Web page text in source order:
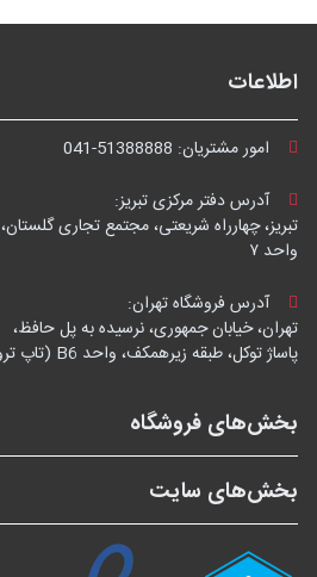
اطلاعات
امور مشتریان: 041-51388888
آدرس دفتر مرکزی تبریز:
تبریز، چهارراه شریعتی، مجتمع تجاری گلستان،
واحد ۷
آدرس فروشگاه تهران:
تهران، خیابان جمهوری، نرسیده به پل حافظ،
پاساژ توکل، طبقه زیرهمکف، واحد B6 (تاپ ترونیک)
بخش‌های فروشگاه
بخش‌های سایت